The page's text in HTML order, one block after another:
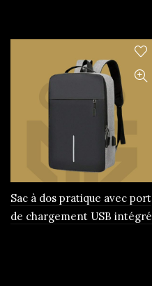
Sac à dos pratique avec port
de chargement USB intégré